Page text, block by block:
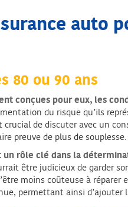
auto
80 ou 90 ans
conçues pour eux, les
du risque qu’ils
de discuter avec un
preuve de plus de souplesse.
rôle clé dans la
être judicieux de garder
moins coûteuse à
permettant ainsi d’ajouter